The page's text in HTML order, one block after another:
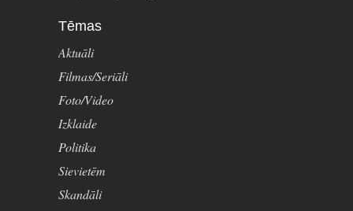
Tēmas
Aktuāli
Filmas/Seriāli
Foto/Video
Izklaide
Politika
Sievietēm
Skandāli